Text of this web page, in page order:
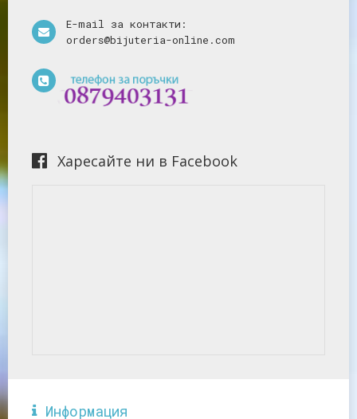
E-mail за контакти:
orders@bijuteria-online.com
Харесайте ни в Facebook
Информация